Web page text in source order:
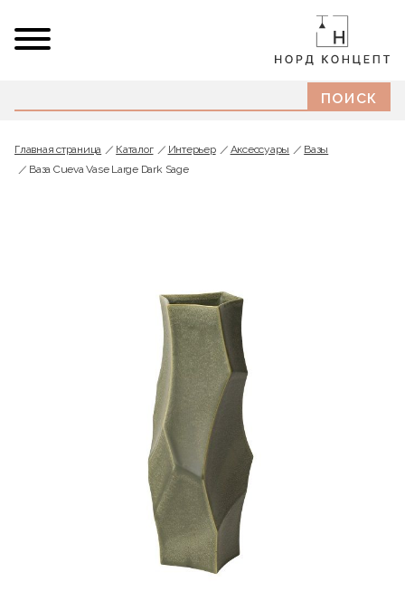
Главная страница Каталог Интерьер Аксессуары
Вазы
Ваза Cueva Vase Large Dark Sage